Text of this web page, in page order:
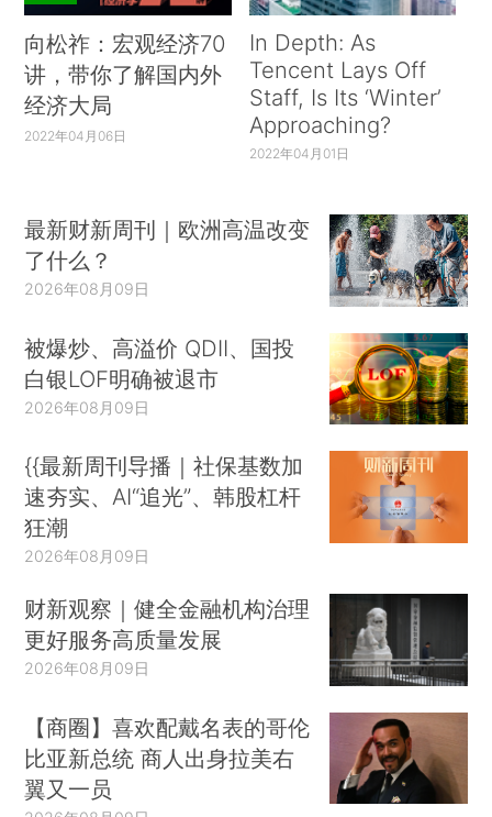
向松祚：宏观经济70
讲，带你了解国内外
经济大局
2022年04月06日
In Depth: As
Tencent Lays Off
Staff, Is Its ‘Winter’
Approaching?
2022年04月01日
最新财新周刊｜欧洲高温改变
了什么？
2026年08月09日
被爆炒、高溢价 QDII、国投
白银LOF明确被退市
2026年08月09日
{{最新周刊导播｜社保基数加
速夯实、AI“追光”、韩股杠杆
狂潮
2026年08月09日
财新观察｜健全金融机构治理
更好服务高质量发展
2026年08月09日
【商圈】喜欢配戴名表的哥伦
比亚新总统 商人出身拉美右
翼又一员